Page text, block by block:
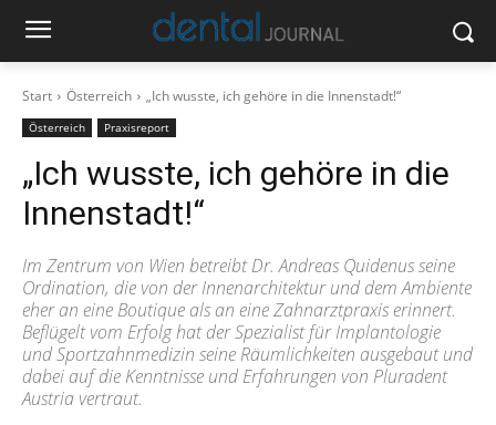
Start Österreich „Ich wusste, ich gehöre in die Innenstadt!“
Österreich Praxisreport
„Ich wusste, ich gehöre in die
Innenstadt!“
Im Zentrum von Wien betreibt Dr. Andreas Quidenus seine
Ordination, die von der Innenarchitektur und dem Ambiente
eher an eine Boutique als an eine Zahnarztpraxis erinnert.
Beflügelt vom Erfolg hat der Spezialist für Implantologie
und Sportzahnmedizin seine Räumlichkeiten ausgebaut und
dabei auf die Kenntnisse und Erfahrungen von Pluradent
Austria vertraut.